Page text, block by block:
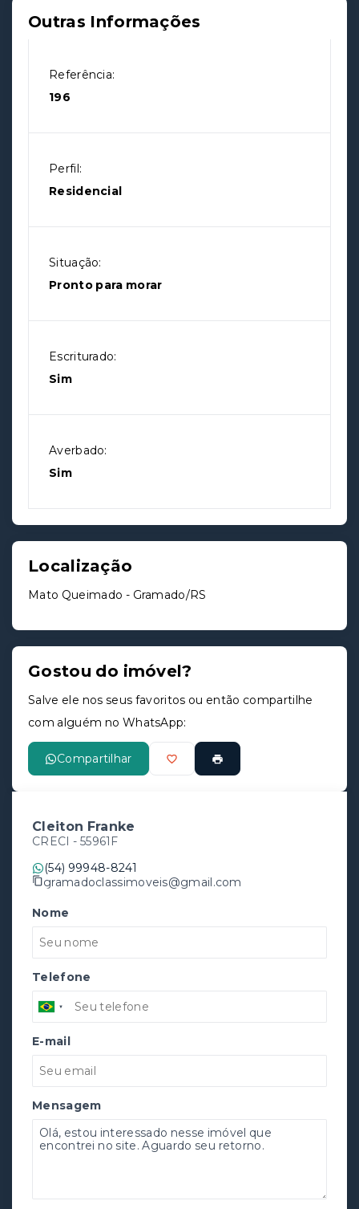
Outras Informações
Referência:
196
Perfil:
Residencial
Situação:
Pronto para morar
Escriturado:
Sim
Averbado:
Sim
Localização
Mato Queimado - Gramado/RS
Gostou do imóvel?
Salve ele nos seus favoritos ou então compartilhe
com alguém no WhatsApp:
Compartilhar
Cleiton Franke
CRECI - 55961F
(54) 99948-8241
gramadoclassimoveis@gmail.com
Nome
Telefone
E-mail
Mensagem